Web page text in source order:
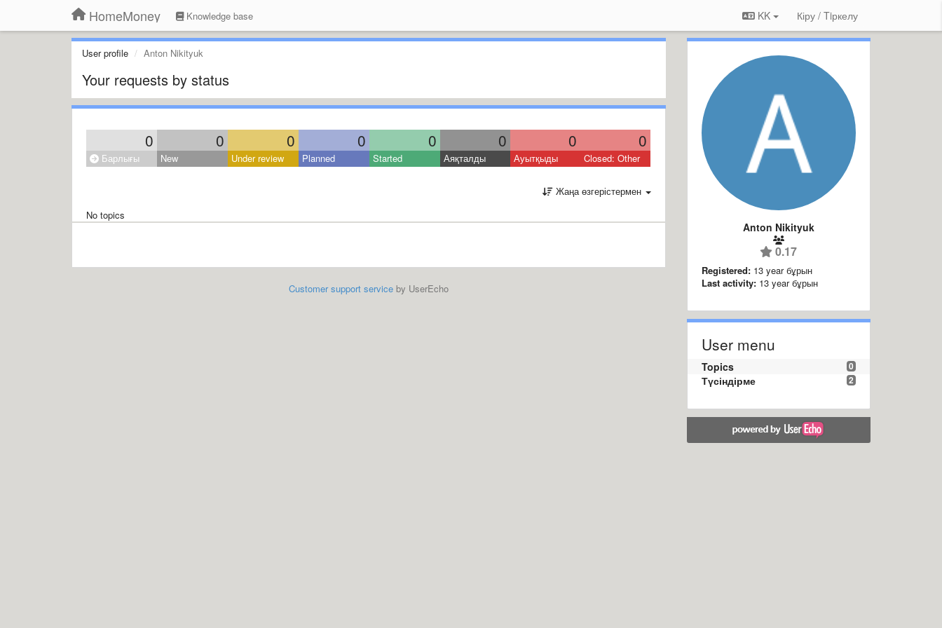
HomeMoney Knowledge base KK Кіру / Tiркелу
User profile Anton Nikityuk
Your requests by status
0 0 0 0 0 0 0 0
Барлығы New Under review Planned Started Аяқталды Ауытқыды Closed: Other
Жаңа өзгерістермен
No topics
Customer support serviceby UserEcho
Anton Nikityuk
0.17
Registered: 13 year бұрын
Last activity: 13 year бұрын
User menu
0
Topics
2
Түсіндірме